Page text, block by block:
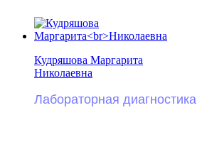
Кудряшова Маргарита
Николаевна
Лабораторная диагностика